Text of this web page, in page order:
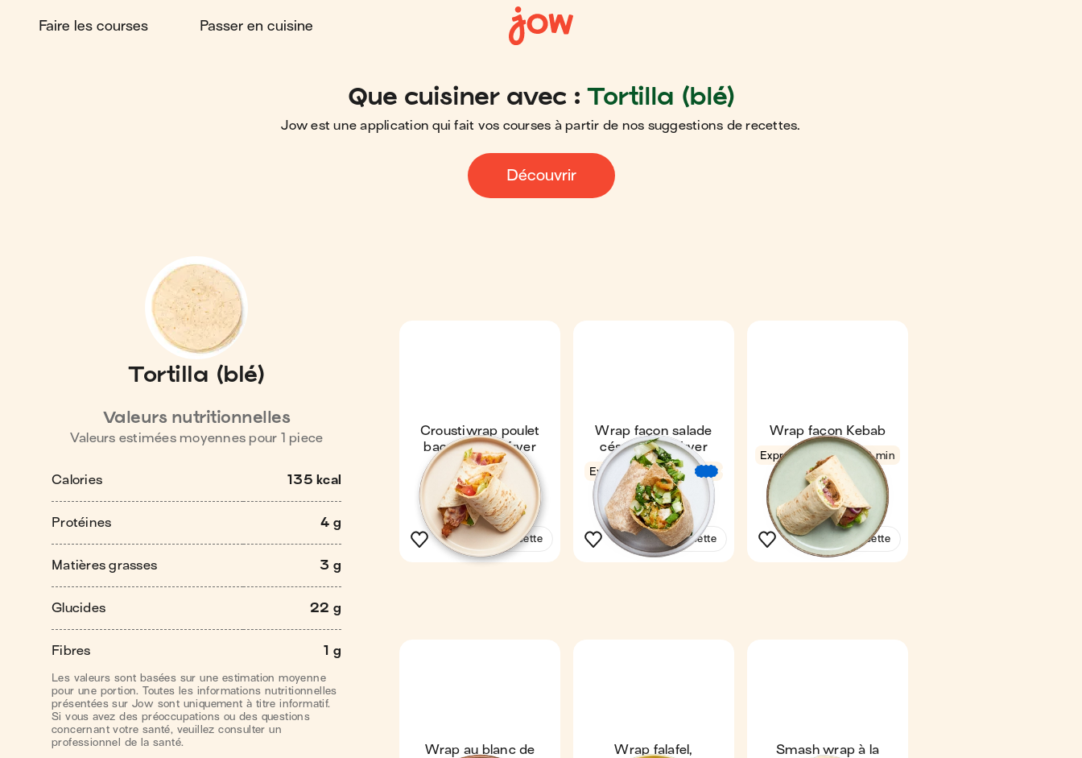
Faire les courses Passer en cuisine
Que cuisiner avec : Tortilla (blé)
Jow est une application qui fait vos courses à partir de nos suggestions de recettes.
Découvrir
Tortilla (blé)
Valeurs nutritionnelles
Valeurs estimées moyennes pour 1 piece
Calories 135 kcal
Protéines 4 g
Matières grasses 3 g
Glucides 22 g
Fibres 1 g
Les valeurs sont basées sur une estimation moyenne
pour une portion. Toutes les informations nutritionnelles
présentées sur Jow sont uniquement à titre informatif.
Si vous avez des préoccupations ou des questions
concernant votre santé, veuillez consulter un
professionnel de la santé.
Croustiwrap poulet
bacon au air-fryer
16 min
Voir la recette
Wrap façon salade
césar au air-fryer
Express 11 min €
1
Voir la recette
Wrap façon Kebab
Express 4,5
9 min
1
Voir la recette
Wrap au blanc de
Wrap falafel,
Smash wrap à la